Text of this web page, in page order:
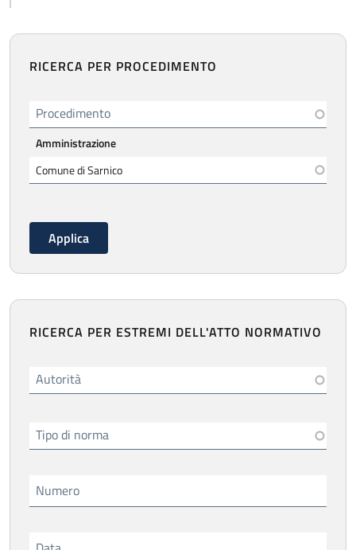
RICERCA PER PROCEDIMENTO
Procedimento
Amministrazione
RICERCA PER ESTREMI DELL'ATTO NORMATIVO
Autorità
Tipo di norma
Numero